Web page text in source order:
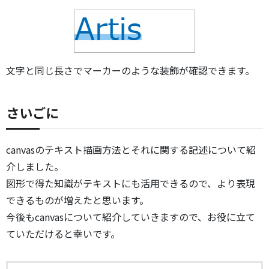
文字と同じ長さでマーカーのような装飾が確認できます。
さいごに
canvasのテキスト描画方法とそれに関する記述について紹
介しました。
図形で得た知識がテキストにも活用できるので、より表現
できるものが増えたと思います。
今後もcanvasについて紹介していきますので、お役に立て
ていただけると幸いです。